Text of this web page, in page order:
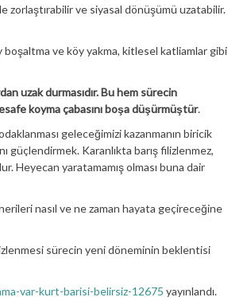
zorlaştırabilir ve siyasal dönüşümü uzatabilir.
ve köy yakma, kitlesel katliamlar gibi
uzak durmasıdır. Bu hem sürecin
koyma çabasını boşa düşürmüştür.
geleceğimizi kazanmanın biricik
güçlendirmek. Karanlıkta barış filizlenmez,
Heyecan yaratamamış olması buna dair
nasıl ve ne zaman hayata geçireceğine
sürecin yeni döneminin beklentisi
var-kurt-barisi-belirsiz-12675 yayınlandı.